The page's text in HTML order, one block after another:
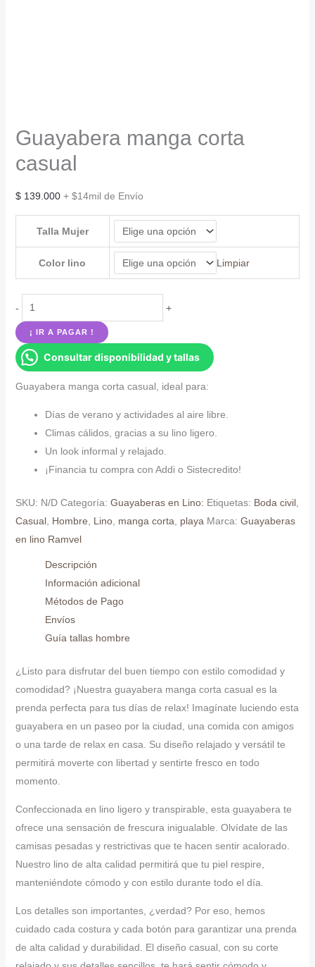
Guayabera manga corta
casual
$139.000 + $14mil de Envío
Talla Mujer
Color lino Limpiar
-
Guayabera
manga
corta
casual
cantidad
+
¡ IR A PAGAR !
Consultar disponibilidad y tallas
Guayabera manga corta casual, ideal para:
Días de verano y actividades al aire libre.
Climas cálidos, gracias a su lino ligero.
Un look informal y relajado.
¡Financia tu compra con Addi o Sistecredito!
SKU: N/D Categoría: Guayaberas en Lino: Etiquetas: Boda civil,
Casual, Hombre Lino, manga corta playa Marca: Guayaberas
en lino Ramvel
Descripción
Información adicional
Métodos de Pago
Envíos
Guía tallas hombre
¿Listo para disfrutar del buen tiempo con estilo comodidad y
comodidad? ¡Nuestra guayabera manga corta casual es la
prenda perfecta para tus días de relax! Imagínate luciendo esta
guayabera en un paseo por la ciudad, una comida con amigos
o una tarde de relax en casa. Su diseño relajado y versátil te
permitirá moverte con libertad y sentirte fresco en todo
momento.
Confeccionada en lino ligero y transpirable, esta guayabera te
ofrece una sensación de frescura inigualable. Olvídate de las
camisas pesadas y restrictivas que te hacen sentir acalorado.
Nuestro lino de alta calidad permitirá que tu piel respire,
manteniéndote cómodo y con estilo durante todo el día.
Los detalles son importantes, ¿verdad? Por eso, hemos
cuidado cada costura y cada botón para garantizar una prenda
de alta calidad y durabilidad. El diseño casual, con su corte